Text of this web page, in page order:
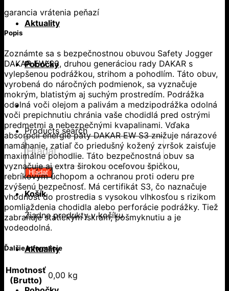
Aktuality
Pobočky
Products search
Hľadať
Košík
Žiadne produkty v košíku.
Aktuality
garancia vrátenia peňazí
Popis
Zoznámte sa s bezpečnostnou obuvou Safety Jogger
DAKAR EW S3, druhou generáciou rady DAKAR s
vylepšenou podrážkou, strihom a pohodlím. Táto obuv,
vyrobená do náročných podmienok, sa vyznačuje
mokrým, blatistým aj suchým prostredím. Podrážka
odolná voči olejom a palivám a medzipodrážka odolná
voči prepichnutiu chránia vaše chodidlá pred ostrými
predmetmi a nebezpečnými kvapalinami. Vďaka
absorpcii energie päty DAKAR EW S3 znižuje nárazové
namáhanie, zatiaľ čo priedušný kožený zvršok zaisťuje
maximálne pohodlie. Táto bezpečnostná obuv sa
vyznačuje aj extra širokou oceľovou špičkou,
rebríkovým úchopom a ochranou proti oderu pre
zvýšenú bezpečnosť. Má certifikát S3, čo naznačuje
vhodnosť do prostredia s vysokou vlhkosťou s rizikom
pomliaždenia chodidla alebo perforácie podrážky. Tiež
zabraňuje statickým iskrám, pošmyknutiu a je
vodeodolná.
Ďalšie informácie
Hmotnosť
(Brutto)
0,00 kg